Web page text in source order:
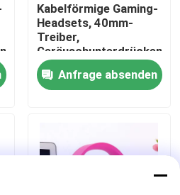
Tastatur und Maus
Kabelförmige Gaming-
Headsets, 40mm-
Treiber,
Mikrofon, Dual 3.5mm
+ USB, 2M-Kabel
Anfrage absenden